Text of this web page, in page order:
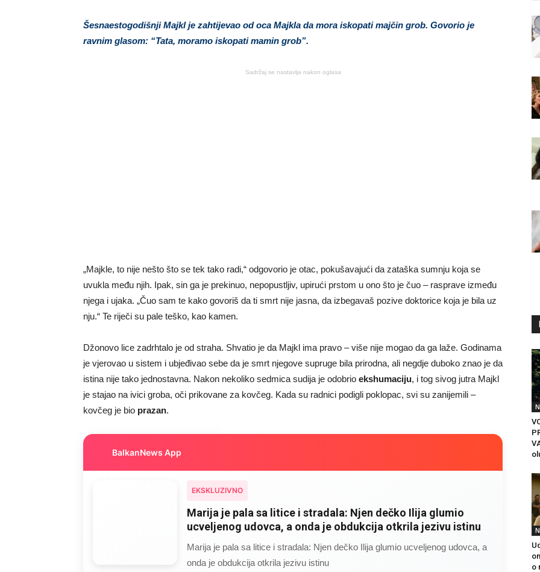
Šesnaestogodišnji Majkl je zahtijevao od oca Majkla da mora iskopati majčin grob. Govorio je
ravnim glasom: “Tata, moramo iskopati mamin grob”.
Sadržaj se nastavlja nakon oglasa
„Majkle, to nije nešto što se tek tako radi,“ odgovorio je otac, pokušavajući da zataška sumnju koja se
uvukla među njih. Ipak, sin ga je prekinuo, nepopustljiv, upirući prstom u ono što je čuo – rasprave između
njega i ujaka. „Čuo sam te kako govoriš da ti smrt nije jasna, da izbegavaš pozive doktorice koja je bila uz
nju.“ Te riječi su pale teško, kao kamen.
Džonovo lice zadrhtalo je od straha. Shvatio je da Majkl ima pravo – više nije mogao da ga laže. Godinama
je vjerovao u sistem i ubjeđivao sebe da je smrt njegove supruge bila prirodna, ali negdje duboko znao je da
istina nije tako jednostavna. Nakon nekoliko sedmica sudija je odobrio ekshumaciju, i tog sivog jutra Majkl
je stajao na ivici groba, oči prikovane za kovčeg. Kada su radnici podigli poklopac, svi su zanijemili –
kovčeg je bio prazan.
BalkanNews App
EKSKLUZIVNO
Marija je pala sa litice i stradala: Njen dečko Ilija glumio
ucveljenog udovca, a onda je obdukcija otkrila jezivu istinu
Marija je pala sa litice i stradala: Njen dečko Ilija glumio ucveljenog udovca, a
onda je obdukcija otkrila jezivu istinu
o